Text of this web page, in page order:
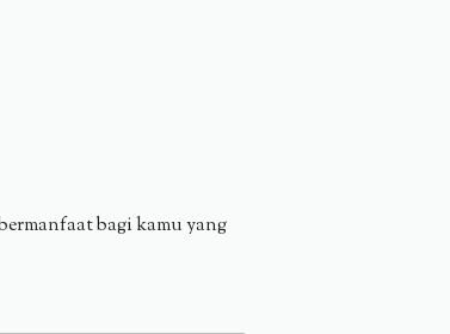
bagi kamu yang